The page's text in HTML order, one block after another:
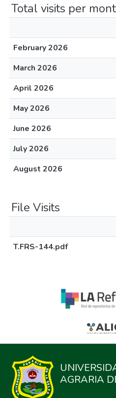
Total visits per
February 2026
March 2026
April 2026
May 2026
June 2026
July 2026
August 2026
File Visits
T.FRS-144.pdf
AGRARIA